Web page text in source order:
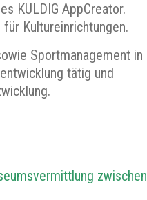
KULDIG AppCreator.
Kultureinrichtungen.
Sportmanagement in
tätig und
zwischen